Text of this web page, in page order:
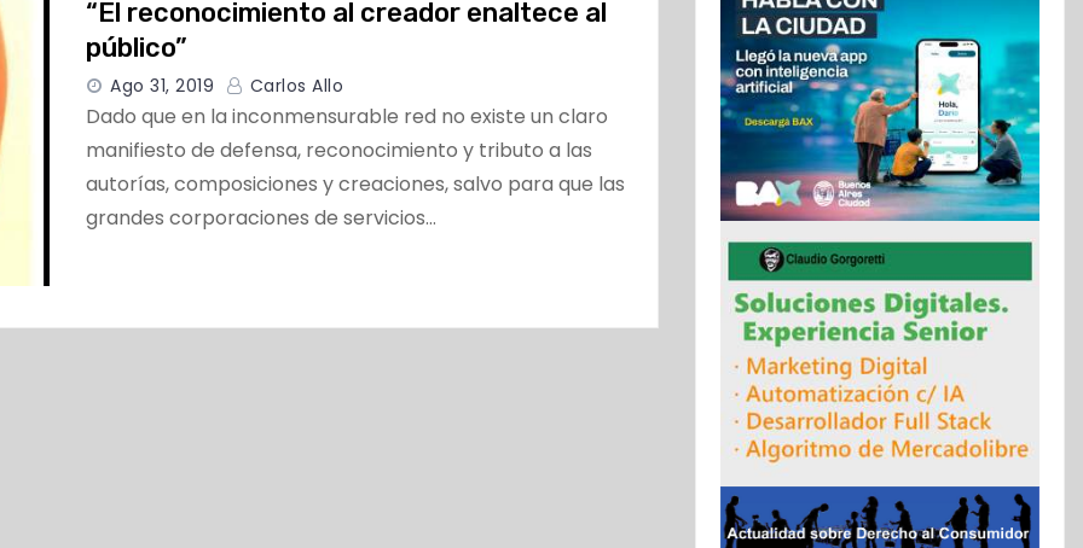
“El reconocimiento al creador enaltece al
público”
Ago 31, 2019 Carlos Allo
Dado que en la inconmensurable red no existe un claro
manifiesto de defensa, reconocimiento y tributo a las
autorías, composiciones y creaciones, salvo para que las
grandes corporaciones de servicios…